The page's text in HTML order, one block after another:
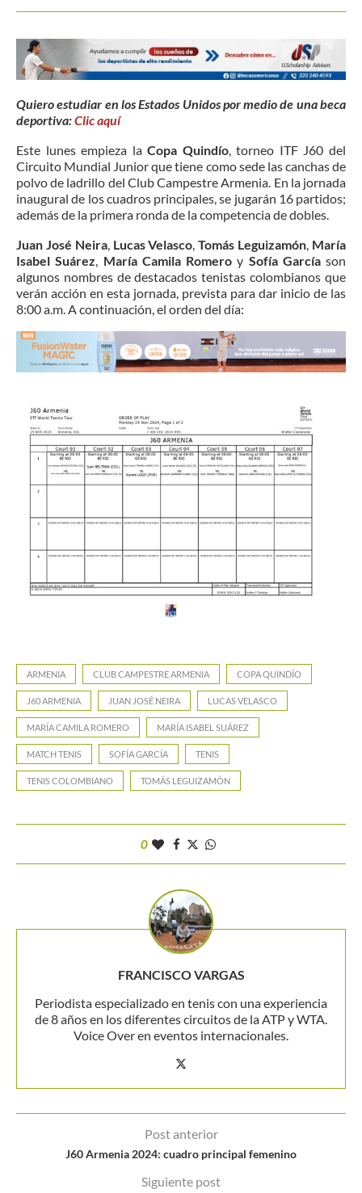
Quiero estudiar en los Estados Unidos por medio de una beca
deportiva:Clic aquí
Este lunes empieza laCopa Quindío, torneo ITF J60 del
Circuito Mundial Junior que tiene como sede las canchas de
polvo de ladrillo del Club Campestre Armenia. En la jornada
inaugural de los cuadros principales, se jugarán 16 partidos;
además de la primera ronda de la competencia de dobles.
Juan José Neira, Lucas Velasco ,Tomás Leguizamón María
Isabel Suárez
María Camila Romero y Sofía Garcíason
algunos nombres de destacados tenistas colombianos que
verán acción en esta jornada, prevista para dar inicio de las
8:00 a.m. A continuación, el orden del día:
ARMENIA CLUB CAMPESTRE ARMENIA COPA QUINDÍO
J60 ARMENIA JUAN JOSÉ NEIRA LUCAS VELASCO
MARÍA CAMILA ROMERO MARÍA ISABEL SUÁREZ
MATCH TENIS SOFÍA GARCÍA TENIS
TENIS COLOMBIANO TOMÁS LEGUIZAMÓN
0
FRANCISCO VARGAS
Periodista especializado en tenis con una experiencia
de 8 años en los diferentes circuitos de la ATP y WTA.
Voice Over en eventos internacionales.
Post anterior
J60 Armenia 2024: cuadro principal femenino
Siguiente post